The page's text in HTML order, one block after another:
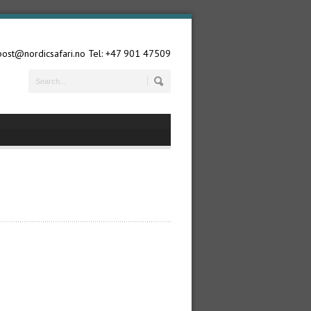
Tel: +47 901 47509